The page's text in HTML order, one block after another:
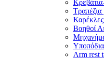
Τραπέζια
Βοηθοί
Arm rest